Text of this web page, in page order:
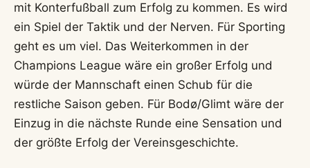
mit Konterfußball zum Erfolg zu kommen. Es wird
ein Spiel der Taktik und der Nerven. Für Sporting
geht es um viel. Das Weiterkommen in der
Champions League wäre ein großer Erfolg und
würde der Mannschaft einen Schub für die
restliche Saison geben. Für Bodø/Glimt wäre der
Einzug in die nächste Runde eine Sensation und
der größte Erfolg der Vereinsgeschichte.